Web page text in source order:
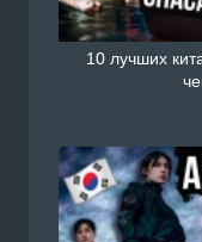
10 лучших